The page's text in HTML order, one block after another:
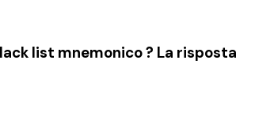
list mnemonico ? La risposta